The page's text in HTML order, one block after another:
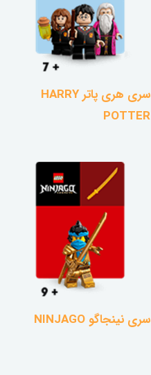
سری هری پاتر HARRY
POTTER
سری نینجاگو NINJAGO